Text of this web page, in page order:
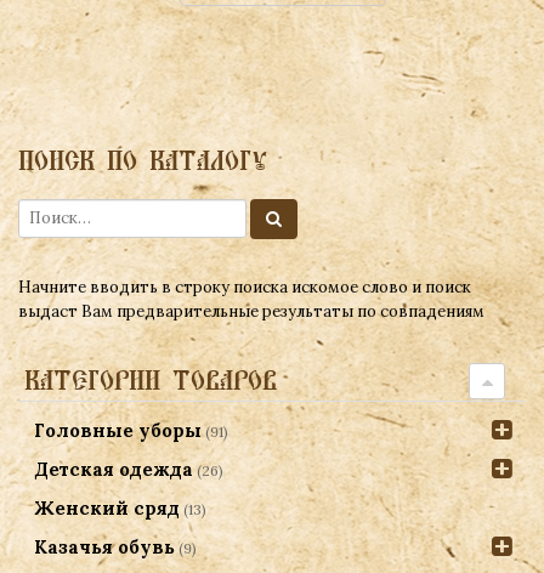
ПОИСК ПО КАТАЛОГУ
Начните вводить в строку поиска искомое слово и поиск
выдаст Вам предварительные результаты по совпадениям
КАТЕГОРИИ ТОВАРОВ
Головные уборы (91)
Детская одежда (26)
Женский сряд (13)
Казачья обувь (9)